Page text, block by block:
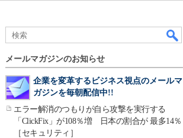
メールマガジンのお知らせ
企業を変革するビジネス視点のメールマ
ガジンを毎朝配信中!!
エラー解消のつもりが自ら攻撃を実行する
「ClickFix」が108％増 日本の割合が 最多14％
［セキュリティ］